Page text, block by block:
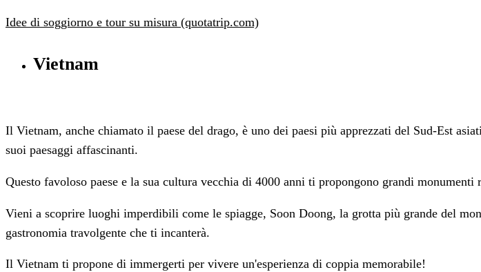
Idee di soggiorno e tour su misura (quotatrip.com)
Vietnam
Il Vietnam, anche chiamato il paese del drago, è uno dei paesi più apprezzati del Sud-Est
suoi paesaggi affascinanti.
Questo favoloso paese e la sua cultura vecchia di 4000 anni ti propongono grandi
Vieni a scoprire luoghi imperdibili come le spiagge, Soon Doong, la grotta più grande del
gastronomia travolgente che ti incanterà.
Il Vietnam ti propone di immergerti per vivere un'esperienza di coppia memorabile!